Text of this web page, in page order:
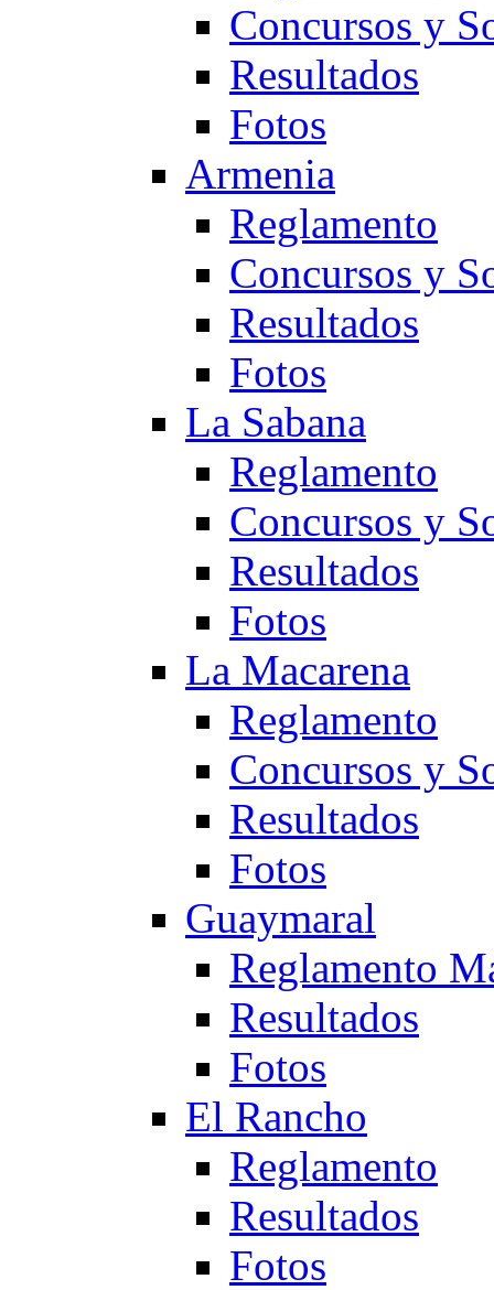
Concursos y
Resultados
Fotos
Armenia
Reglamento
Concursos y
Resultados
Fotos
La Sabana
Reglamento
Concursos y
Resultados
Fotos
La Macarena
Reglamento
Concursos y
Resultados
Fotos
Guaymaral
Reglamento
Resultados
Fotos
El Rancho
Reglamento
Resultados
Fotos